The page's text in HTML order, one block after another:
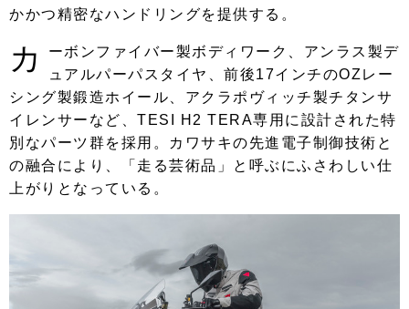
かかつ精密なハンドリングを提供する。
カ
ーボンファイバー製ボディワーク、アンラス製デ
ュアルパーパスタイヤ、前後17インチのOZレー
シング製鍛造ホイール、アクラポヴィッチ製チタンサ
イレンサーなど、TESI H2 TERA専用に設計された特
別なパーツ群を採用。カワサキの先進電子制御技術と
の融合により、「走る芸術品」と呼ぶにふさわしい仕
上がりとなっている。